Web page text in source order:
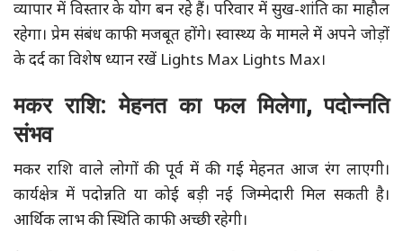
व्यापार में विस्तार के योग बन रहे हैं। परिवार में सुख-शांति का माहौल
रहेगा। प्रेम संबंध काफी मजबूत होंगे। स्वास्थ्य के मामले में अपने जोड़ों
के दर्द का विशेष ध्यान रखें Lights Max Lights Max।
मकर राशि: मेहनत का फल मिलेगा, पदोन्नति
संभव
मकर राशि वाले लोगों की पूर्व में की गई मेहनत आज रंग लाएगी।
कार्यक्षेत्र में पदोन्नति या कोई बड़ी नई जिम्मेदारी मिल सकती है।
आर्थिक लाभ की स्थिति काफी अच्छी रहेगी।